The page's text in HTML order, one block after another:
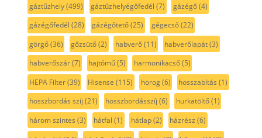
gáztűzhely(499) gáztűzhelyégőfedél (7) gázégő(4)
gázégőfedél (28) gázégőtető(25) gégecső(22)
görgő(36) gőzsütő(2) habverő(11) habverőlapát(3)
habverőszár(7) hajtómű(5) harmonikacső(5)
HEPA Filter(39) Hisense (115) horog(6) hosszabítás (1)
hosszbordás szíj (21) hosszbordásszíj (6) hurkatöltő(1)
három szintes (3) hátfal (1) hátlap(2) házrész (6)